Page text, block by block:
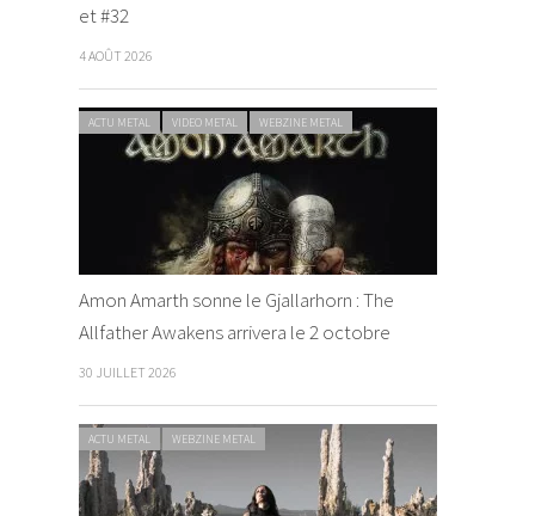
et #32
4 AOÛT 2026
ACTU METAL VIDEO METAL WEBZINE METAL
Amon Amarth sonne le Gjallarhorn : The
Allfather Awakens arrivera le 2 octobre
30 JUILLET 2026
ACTU METAL WEBZINE METAL